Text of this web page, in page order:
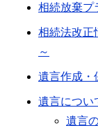
相続放棄プ
相続法改正
～
遺言作成・
遺言につい
遺言